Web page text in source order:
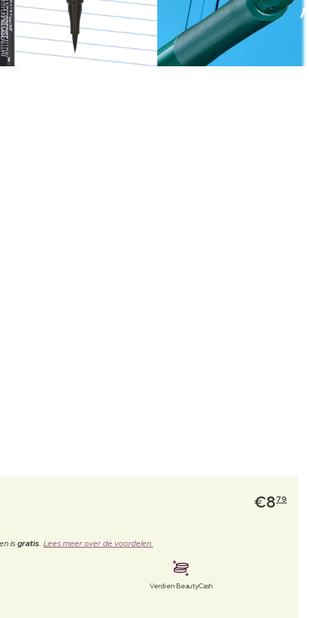
€879
isgratis. Lees meer over de voordelen.
Verdien BeautyCash